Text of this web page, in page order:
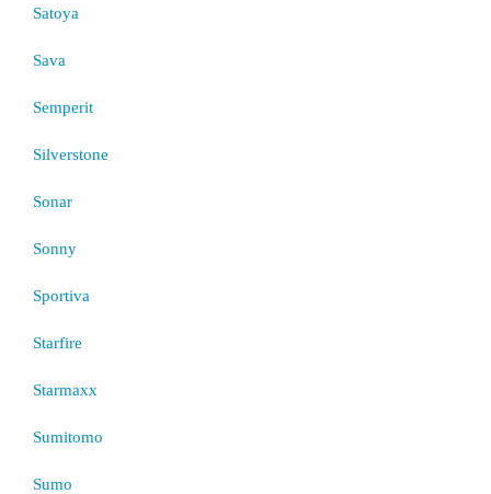
Satoya
Sava
Semperit
Silverstone
Sonar
Sonny
Sportiva
Starfire
Starmaxx
Sumitomo
Sumo